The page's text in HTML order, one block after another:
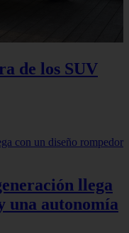
de los SUV
llega
una autonomía